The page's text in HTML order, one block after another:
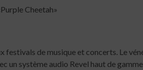
Cheetah»
festivals de musique et concerts. Le
un système audio Revel haut de